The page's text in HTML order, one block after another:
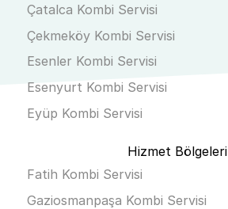
Çatalca Kombi Servisi
Çekmeköy Kombi Servisi
Esenler Kombi Servisi
Esenyurt Kombi Servisi
Eyüp Kombi Servisi
Hizmet Bölgeleri
Fatih Kombi Servisi
Gaziosmanpaşa Kombi Servisi